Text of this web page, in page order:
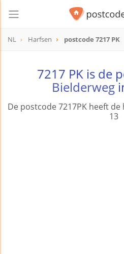
NL Harfsen postcode 7217 PK
7217 PK is de
Bielderweg
De postcode 7217PK heeft
13